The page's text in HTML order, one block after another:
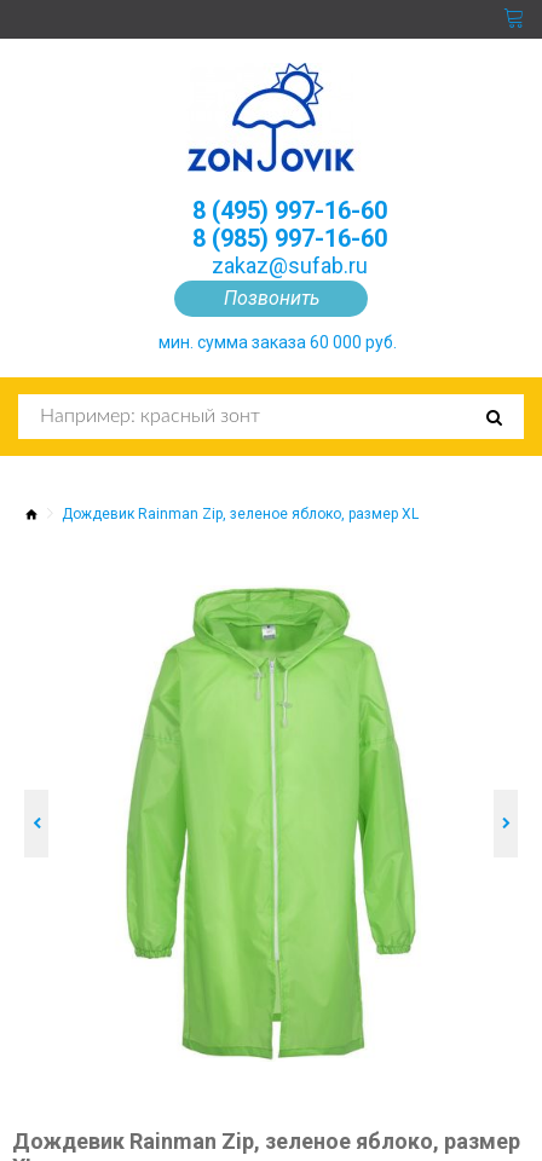
Позвонить
8 (495) 997-16-60
8 (985) 997-16-60
zakaz@sufab.ru
мин. сумма заказа 60 000 руб.
Дождевик Rainman Zip, зеленое яблоко, размер XL
Дождевик Rainman Zip, зеленое яблоко, размер